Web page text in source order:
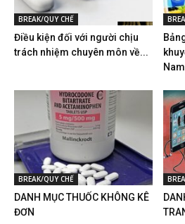
BREAK/QUY CHẾ
Điều kiện đối với người chịu
trách nhiệm chuyên môn về...
Nam
BREAK/QUY CHẾ
DANH MỤC THUỐC KHÔNG KÊ
ĐƠN